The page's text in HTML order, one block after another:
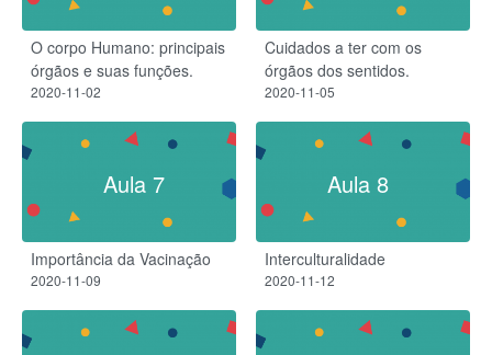
O corpo Humano: principais
órgãos e suas funções.
2020-11-02
Cuidados a ter com os
órgãos dos sentidos.
2020-11-05
Aula 7
Importância da Vacinação
2020-11-09
Aula 8
Interculturalidade
2020-11-12